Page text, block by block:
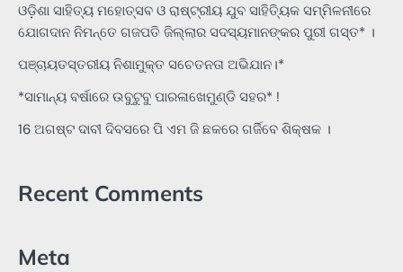
ଓଡ଼ିଶା ସାହିତ୍ୟ ମହୋତ୍ସବ ଓ ରାଷ୍ଟ୍ରୀୟ ଯୁବ ସାହିତ୍ୟିକ ସମ୍ମିଳନୀରେ
ଯୋଗଦାନ ନିମନ୍ତେ ଗଜପତି ଜିଲ୍ଲାର ସଦସ୍ୟମାନଙ୍କର ପୁରୀ ଗସ୍ତ* ।
ପଞ୍ଚାୟତସ୍ତରୀୟ ନିଶାମୁକ୍ତ ସଚେତନତା ଅଭିଯାନ।*
*ସାମାନ୍ୟ ବର୍ଷାରେ ଉବୁଟୁବୁ ପାରଳାଖେମୁଣ୍ଡି ସହର* !
16 ଅଗଷ୍ଟ ଦାବୀ ଦିବସରେ ପି ଏମ ଜି ଛକରେ ଗର୍ଜିବେ ଶିକ୍ଷକ ।
Recent Comments
Meta